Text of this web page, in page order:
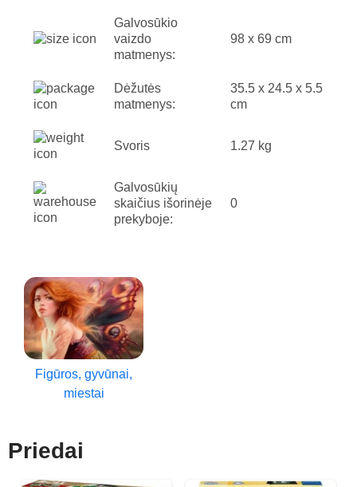
Galvosūkio
vaizdo
matmenys:
98 x 69 cm
Dėžutės
matmenys:
35.5 x 24.5 x 5.5
cm
Svoris 1.27 kg
Galvosūkių
skaičius išorinėje
prekyboje:
0
Figūros, gyvūnai,
miestai
Priedai